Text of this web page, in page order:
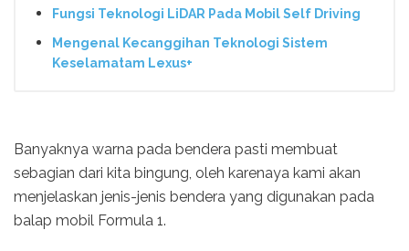
Fungsi Teknologi LiDAR Pada Mobil Self Driving
Mengenal Kecanggihan Teknologi Sistem
Keselamatam Lexus+
Banyaknya warna pada bendera pasti membuat
sebagian dari kita bingung, oleh karenaya kami akan
menjelaskan jenis-jenis bendera yang digunakan pada
balap mobil Formula 1.